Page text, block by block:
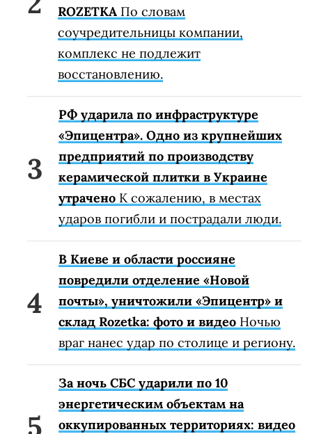
ROZETKA По словам
соучредительницы компании,
комплекс не подлежит
восстановлению.
РФ ударила по инфраструктуре
«Эпицентра». Одно из крупнейших
предприятий по производству
керамической плитки в Украине
утрачено К сожалению, в местах
ударов погибли и пострадали люди.
В Киеве и области россияне
повредили отделение «Новой
почты», уничтожили «Эпицентр» и
склад Rozetka: фото и видео Ночью
враг нанес удар по столице и региону.
За ночь СБС ударили по 10
энергетическим объектам на
оккупированных территориях: видео